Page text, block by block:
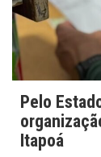
Pelo
Itapoá